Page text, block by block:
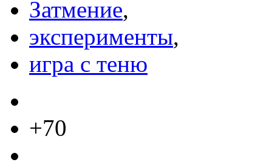
Затмение,
эксперименты,
игра с теню
+70